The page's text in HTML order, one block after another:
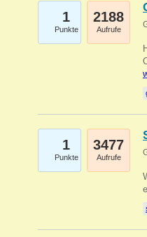
1
Punkte
2188
Aufrufe
1
Punkte
3477
Aufrufe